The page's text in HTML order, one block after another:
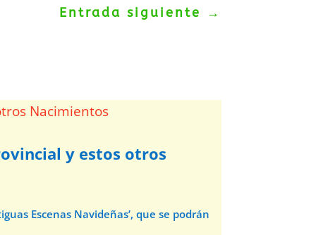
Entrada siguiente →
y estos otros
Escenas Navideñas’, que se podrán